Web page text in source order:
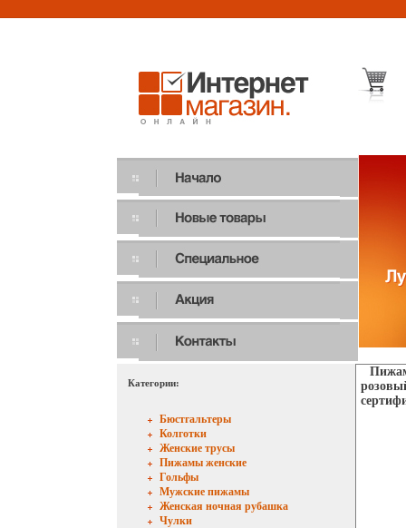
Категории:
Бюстгальтеры
Колготки
Женские трусы
Пижамы женские
Гольфы
Мужские пижамы
Женская ночная рубашка
Чулки